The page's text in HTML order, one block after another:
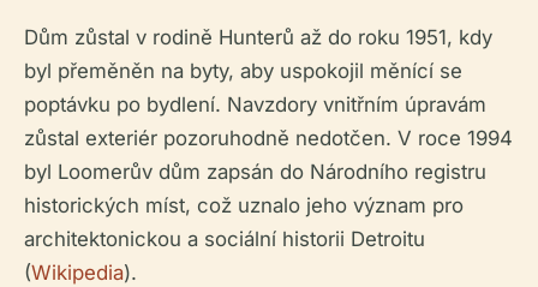
Dům zůstal v rodině Hunterů až do roku 1951, kdy
byl přeměněn na byty, aby uspokojil měnící se
poptávku po bydlení. Navzdory vnitřním úpravám
zůstal exteriér pozoruhodně nedotčen. V roce 1994
byl Loomerův dům zapsán do Národního registru
historických míst, což uznalo jeho význam pro
architektonickou a sociální historii Detroitu
(Wikipedia).